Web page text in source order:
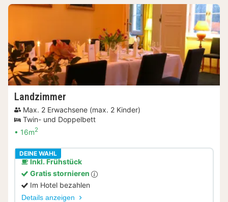
Landzimmer
Max. 2 Erwachsene (max. 2 Kinder)
Twin- und Doppelbett
16m2
DEINE WAHL
Inkl. Frühstück
Gratis stornieren
Im Hotel bezahlen
Details anzeigen